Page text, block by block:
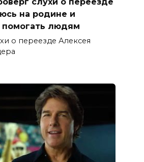
на родине и
людям
о переезде Алексея